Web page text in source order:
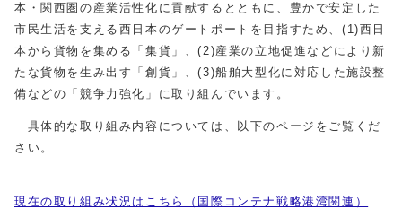
本・関西圏の産業活性化に貢献するとともに、豊かで安定した
市民生活を支える西日本のゲートポートを目指すため、(1)西日
本から貨物を集める「集貨」、(2)産業の立地促進などにより新
たな貨物を生み出す「創貨」、(3)船舶大型化に対応した施設整
備などの「競争力強化」に取り組んでいます。
具体的な取り組み内容については、以下のページをご覧くだ
さい。
現在の取り組み状況はこちら（国際コンテナ戦略港湾関連）